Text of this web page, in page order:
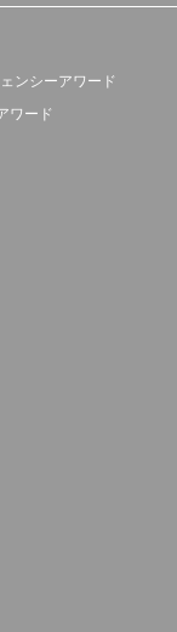
ンシーアワード
ワード